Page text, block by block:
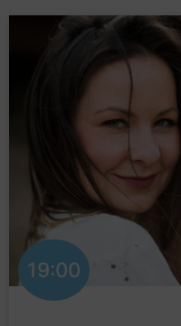
19:00